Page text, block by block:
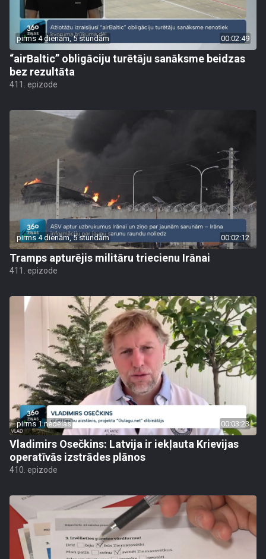
pirms 4 dienām, 5 stundām 00:02:49
“airBaltic” obligāciju turētāju sanāksme beidzas
bez rezultāta
411. epizode
pirms 4 dienām, 5 stundām 00:02:12
Tramps apturējis militāru triecienu Irānai
411. epizode
pirms 1 nedēļas 00:03:23
Vladimirs Osečkins: Latvija ir iekļauta Krievijas
operatīvās izstrādes plānos
410. epizode